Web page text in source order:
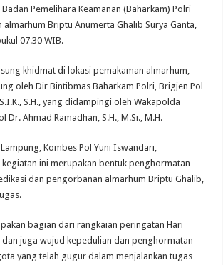
Pemelihara Keamanan (Baharkam) Polri
almarhum Briptu Anumerta Ghalib Surya Ganta,
07.30 WIB.
khidmat di lokasi pemakaman almarhum,
oleh Dir Bintibmas Baharkam Polri, Brigjen Pol
S.H., yang didampingi oleh Wakapolda
Dr. Ahmad Ramadhan, S.H., M.Si., M.H.
Kombes Pol Yuni Iswandari,
ini merupakan bentuk penghormatan
dan pengorbanan almarhum Briptu Ghalib,
bagian dari rangkaian peringatan Hari
dan juga wujud kepedulian dan penghormatan
yang telah gugur dalam menjalankan tugas